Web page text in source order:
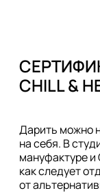
Дарить можно
на себя. В
мануфактуре и
как следует
от